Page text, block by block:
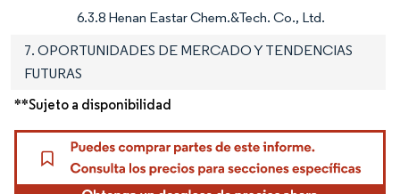
6.3.8 Henan Eastar Chem.&Tech. Co., Ltd.
7. OPORTUNIDADES DE MERCADO Y TENDENCIAS
FUTURAS
**Sujeto a disponibilidad